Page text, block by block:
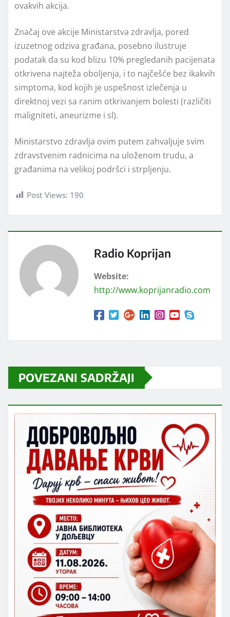
ovakvih akcija.
Značaj ove akcije Ministarstva zdravlјa, pored
izuzetnog odziva građana, posebno ilustruje
podatak da su kod blizu 10% pregledanih pacijenata
otkrivena najteža obolјenja, i to najčešće bez ikakvih
simptoma, kod kojih je uspešnost izlečenja u
direktnoj vezi sa ranim otkrivanjem bolesti (različiti
maligniteti, aneurizme i sl).
Ministarstvo zdravlјa ovim putem zahvalјuje svim
zdravstvenim radnicima na uloženom trudu, a
građanima na velikoj podršci i strplјenju.
Post Views: 190
Radio Koprijan
Website:
http://www.koprijanradio.com
POVEZANI SADRŽAJI